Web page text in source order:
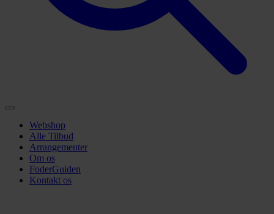
Webshop
Alle Tilbud
Arrangementer
Om os
FoderGuiden
Kontakt os